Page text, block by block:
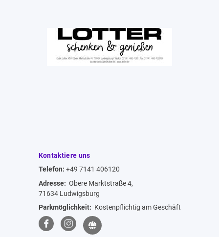
Kontaktiere uns
Telefon: +49 7141 406120
Adresse: Obere Marktstraße 4,
71634 Ludwigsburg
Parkmöglichkeit: Kostenpflichtig am Geschäft